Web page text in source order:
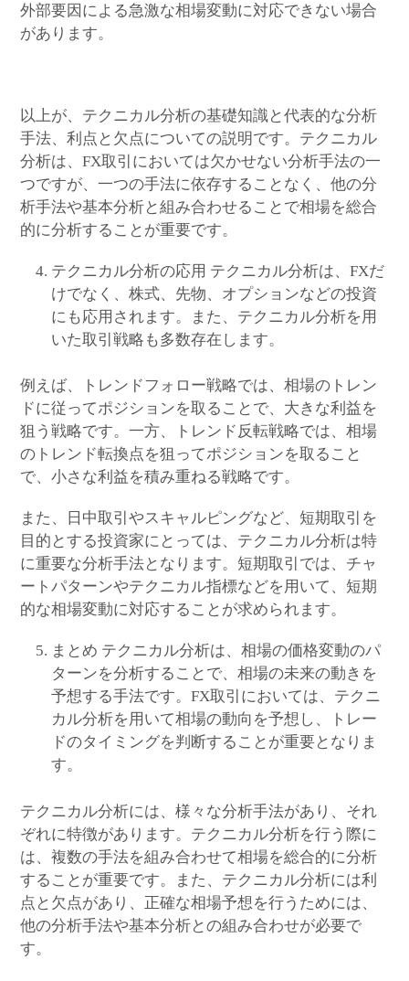
外部要因による急激な相場変動に対応できない場合
があります。
以上が、テクニカル分析の基礎知識と代表的な分析
手法、利点と欠点についての説明です。テクニカル
分析は、FX取引においては欠かせない分析手法の一
つですが、一つの手法に依存することなく、他の分
析手法や基本分析と組み合わせることで相場を総合
的に分析することが重要です。
テクニカル分析の応用 テクニカル分析は、FXだ
けでなく、株式、先物、オプションなどの投資
にも応用されます。また、テクニカル分析を用
いた取引戦略も多数存在します。
例えば、トレンドフォロー戦略では、相場のトレン
ドに従ってポジションを取ることで、大きな利益を
狙う戦略です。一方、トレンド反転戦略では、相場
のトレンド転換点を狙ってポジションを取ること
で、小さな利益を積み重ねる戦略です。
また、日中取引やスキャルピングなど、短期取引を
目的とする投資家にとっては、テクニカル分析は特
に重要な分析手法となります。短期取引では、チャ
ートパターンやテクニカル指標などを用いて、短期
的な相場変動に対応することが求められます。
まとめ テクニカル分析は、相場の価格変動のパ
ターンを分析することで、相場の未来の動きを
予想する手法です。FX取引においては、テクニ
カル分析を用いて相場の動向を予想し、トレー
ドのタイミングを判断することが重要となりま
す。
テクニカル分析には、様々な分析手法があり、それ
ぞれに特徴があります。テクニカル分析を行う際に
は、複数の手法を組み合わせて相場を総合的に分析
することが重要です。また、テクニカル分析には利
点と欠点があり、正確な相場予想を行うためには、
他の分析手法や基本分析との組み合わせが必要で
す。